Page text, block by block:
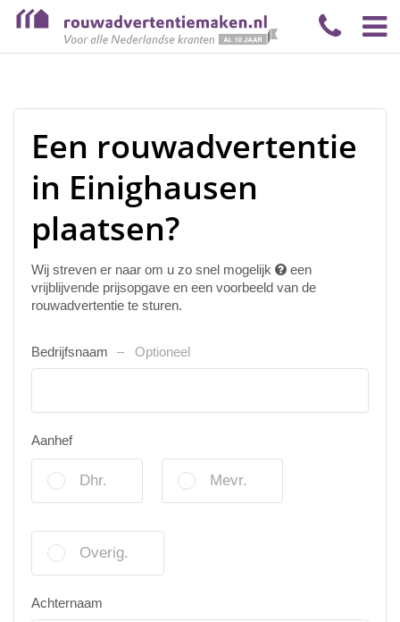
Een rouwadvertentie
in Einighausen
plaatsen?
Wij streven er naar om u zo snel mogelijk
een
vrijblijvende prijsopgave en een voorbeeld van de
rouwadvertentie te sturen.
Bedrijfsnaam Optioneel
Aanhef
Dhr. Mevr.
Overig.
Achternaam